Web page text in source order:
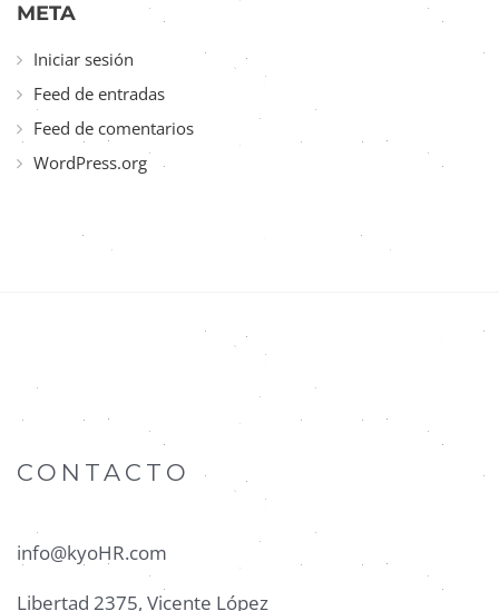
META
Iniciar sesión
Feed de entradas
Feed de comentarios
WordPress.org
CONTACTO
info@kyoHR.com
Libertad 2375, Vicente López